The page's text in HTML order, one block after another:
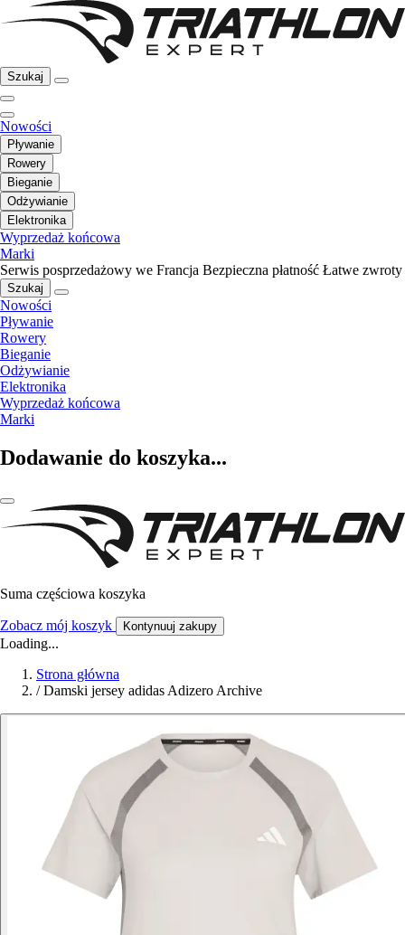
Szukaj
Nowości
Pływanie
Rowery
Bieganie
Odżywianie
Elektronika
Wyprzedaż końcowa
Marki
Serwis posprzedażowy we Francja Bezpieczna płatność Łatwe zwroty
Szukaj
Nowości
Pływanie
Rowery
Bieganie
Odżywianie
Elektronika
Wyprzedaż końcowa
Marki
Dodawanie do koszyka...
Suma częściowa koszyka
Zobacz mój koszyk Kontynuuj zakupy
Loading...
Strona główna
/ Damski jersey adidas Adizero Archive